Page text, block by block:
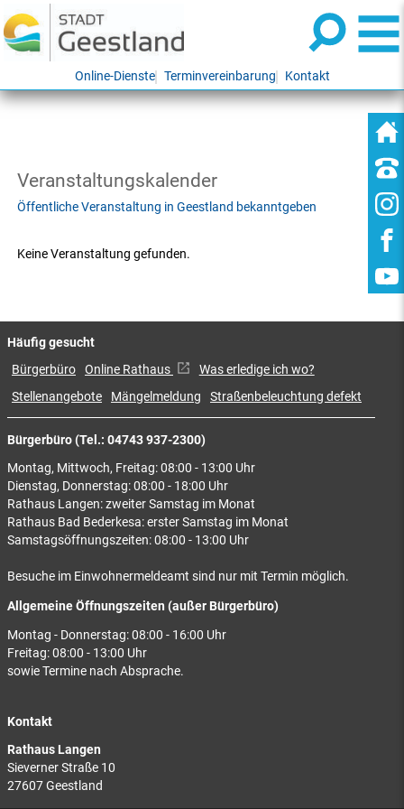
Online-Dienste Terminvereinbarung Kontakt
Veranstaltungskalender
Öffentliche Veranstaltung in Geestland bekanntgeben
Keine Veranstaltung gefunden.
Bürgerbüro (Tel.: 04743 937-2300)
Montag, Mittwoch, Freitag: 08:00 - 13:00 Uhr
Dienstag, Donnerstag: 08:00 - 18:00 Uhr
Rathaus Langen: zweiter Samstag im Monat
Rathaus Bad Bederkesa: erster Samstag im Monat
Samstagsöffnungszeiten: 08:00 - 13:00 Uhr
Besuche im Einwohnermeldeamt sind nur mit Termin möglich.
Allgemeine Öffnungszeiten (außer Bürgerbüro)
Montag - Donnerstag: 08:00 - 16:00 Uhr
Freitag: 08:00 - 13:00 Uhr
sowie Termine nach Absprache.
Kontakt
Rathaus Langen
Sieverner Straße 10
27607 Geestland
Häufig gesucht
Bürgerbüro Online Rathaus
Was erledige ich wo?
Stellenangebote
Mängelmeldung Straßenbeleuchtung defekt